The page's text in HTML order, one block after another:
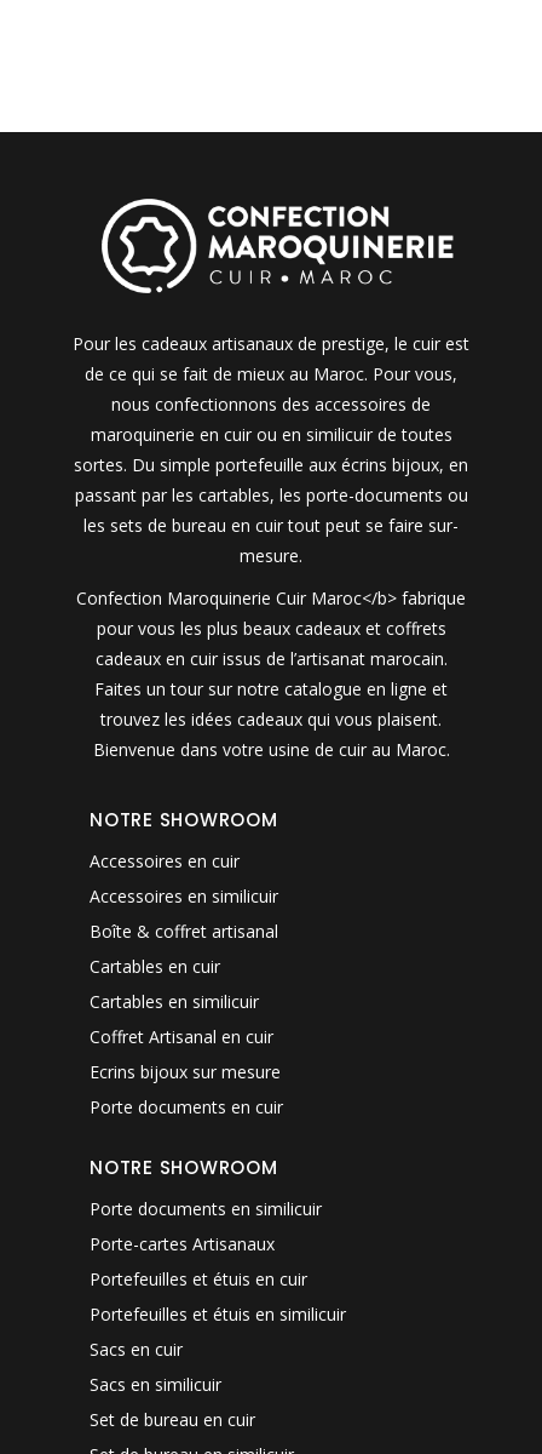
Pour les cadeaux artisanaux de prestige, le cuir est
de ce qui se fait de mieux au Maroc. Pour vous,
nous confectionnons des accessoires de
maroquinerie en cuir ou en similicuir de toutes
sortes. Du simple portefeuille aux écrins bijoux, en
passant par les cartables, les porte-documents ou
les sets de bureau en cuir tout peut se faire sur-
mesure.
Confection Maroquinerie Cuir Maroc</b> fabrique
pour vous les plus beaux cadeaux et coffrets
cadeaux en cuir issus de l’artisanat marocain.
Faites un tour sur notre catalogue en ligne et
trouvez les idées cadeaux qui vous plaisent.
Bienvenue dans votre usine de cuir au Maroc.
NOTRE SHOWROOM
Accessoires en cuir
Accessoires en similicuir
Boîte & coffret artisanal
Cartables en cuir
Cartables en similicuir
Coffret Artisanal en cuir
Ecrins bijoux sur mesure
Porte documents en cuir
NOTRE SHOWROOM
Porte documents en similicuir
Porte-cartes Artisanaux
Portefeuilles et étuis en cuir
Portefeuilles et étuis en similicuir
Sacs en cuir
Sacs en similicuir
Set de bureau en cuir